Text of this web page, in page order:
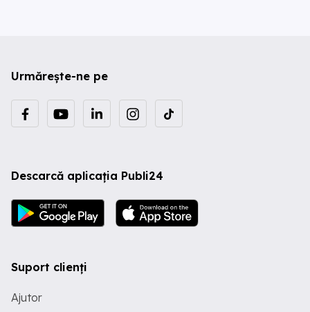
Urmărește-ne pe
Descarcă aplicația Publi24
Suport clienți
Ajutor